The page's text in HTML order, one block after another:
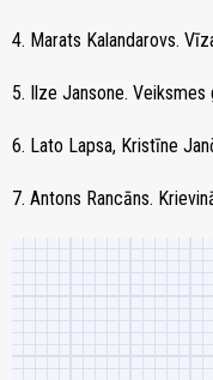
4. Marats Kalandarovs.
5. Ilze Jansone.
6. Lato Lapsa, Kristīne
7. Antons Rancāns.